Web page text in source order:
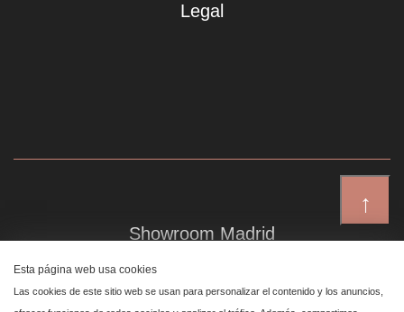
↑
Legal
Showroom Madrid
Plaza de Canalejas 6, 4 izq
Centro, 28014 Madrid
Esta página web usa cookies
Las cookies de este sitio web se usan para personalizar el contenido y los anuncios,